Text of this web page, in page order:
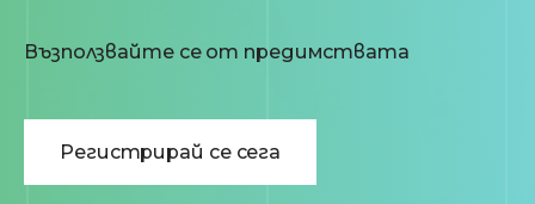
Възползвайте се от предимствата
Регистрирай се сега